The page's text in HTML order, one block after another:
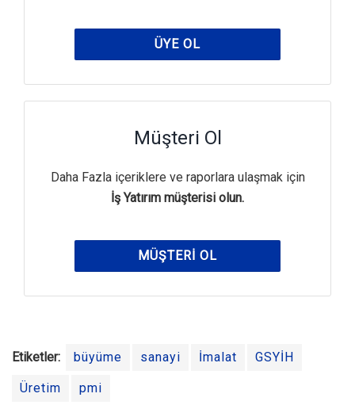
ÜYE OL
Müşteri Ol
Daha Fazla içeriklere ve raporlara ulaşmak için
İş Yatırım müşterisi olun.
MÜŞTERI OL
Etiketler: büyüme sanayi İmalat GSYİH
Üretim pmi